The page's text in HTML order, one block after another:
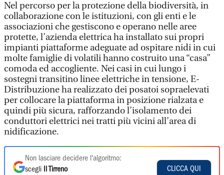
Nel percorso per la protezione della biodiversità, in
collaborazione con le istituzioni, con gli enti e le
associazioni che gestiscono e operano nelle aree
protette, l’azienda elettrica ha installato sui propri
impianti piattaforme adeguate ad ospitare nidi in cui
molte famiglie di volatili hanno costruito una “casa”
comoda ed accogliente. Nei casi in cui lungo i
sostegni transitino linee elettriche in tensione, E-
Distribuzione ha realizzato dei posatoi sopraelevati
per collocare la piattaforma in posizione rialzata e
quindi più sicura, rafforzando l’isolamento dei
conduttori elettrici nei tratti più vicini all’area di
nidificazione.
Non lasciare decidere l'algoritmo:
scegli
Il Tirreno
CLICCA QUI